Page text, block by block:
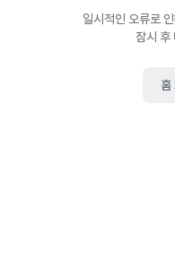
일시적인 오류로
잠시 후
홈